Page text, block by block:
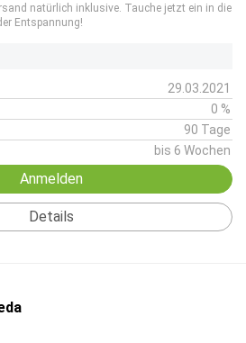
natürlich inklusive. Tauche jetzt ein in die
Entspannung!
29.03.2021
0 %
90 Tage
bis 6 Wochen
Anmelden
Details